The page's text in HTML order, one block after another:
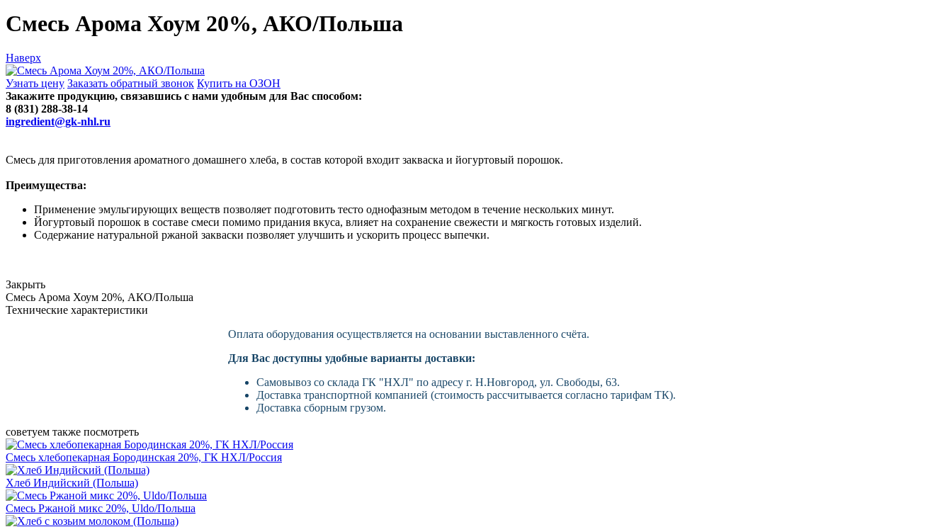
Смесь Арома Хоум 20%, АКО/Польша
Наверх
Узнать цену Заказать обратный звонок Купить на ОЗОН
Закажите продукцию, связавшись с нами удобным для Вас способом:
8 (831) 288-38-14
ingredient@gk-nhl.ru
Смесь для приготовления ароматного домашнего хлеба, в состав которой входит закваска и йогуртовый порошок.
Преимущества:
Применение эмульгирующих веществ позволяет подготовить тесто однофазным методом в течение нескольких минут.
Йогуртовый порошок в составе смеси помимо придания вкуса, влияет на сохранение свежести и мягкость готовых изделий.
Содержание натуральной ржаной закваски позволяет улучшить и ускорить процесс выпечки.
Закрыть
Смесь Арома Хоум 20%, АКО/Польша
Технические характеристики
Оплата оборудования осуществляется на основании выставленного счёта.
Для Вас доступны удобные варианты доставки:
Самовывоз со склада ГК "НХЛ" по адресу г. Н.Новгород, ул. Свободы, 63.
Доставка транспортной компанией (стоимость рассчитывается согласно тарифам ТК).
Доставка сборным грузом.
советуем также посмотреть
Смесь хлебопекарная Бородинская 20%, ГК НХЛ/Россия
Хлеб Индийский (Польша)
Смесь Ржаной микс 20%, Uldo/Польша